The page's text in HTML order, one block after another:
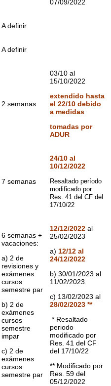
07/09/2022
A definir
A definir
2 semanas
03/10 al
15/10/2022
extendido hasta
el 22/10 debido
a medidas
tomadas por
ADUR
7 semanas
24/10 al
10/12/2022
Resaltado período
modificado por
Res. 41 del CF del
17/10/22
6 semanas +
vacaciones:
a) 2 de
revisiones y
exámenes
cursos
semestre par
b) 2 de
exámenes
cursos
semestre
impar
c) 2 de
exámenes
cursos
semestre par
12/12/2022 al
25/02/2023
a) 12/12 al
24/12/2022
b) 30/01/2023 al
11/02/2023
c) 13/02/2023 al
28/02/2023 **
* Resaltado
periodo
modificado por
Res. 41 del CF
del 17/10/22
** Modificado por
Res. 59 del
05/12/2022